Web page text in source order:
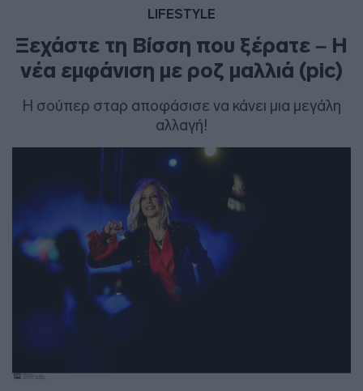
LIFESTYLE
Ξεχάστε τη Βίσση που ξέρατε – Η
νέα εμφάνιση με ροζ μαλλιά (pic)
Η σούπερ σταρ αποφάσισε να κάνει μια μεγάλη
αλλαγή!